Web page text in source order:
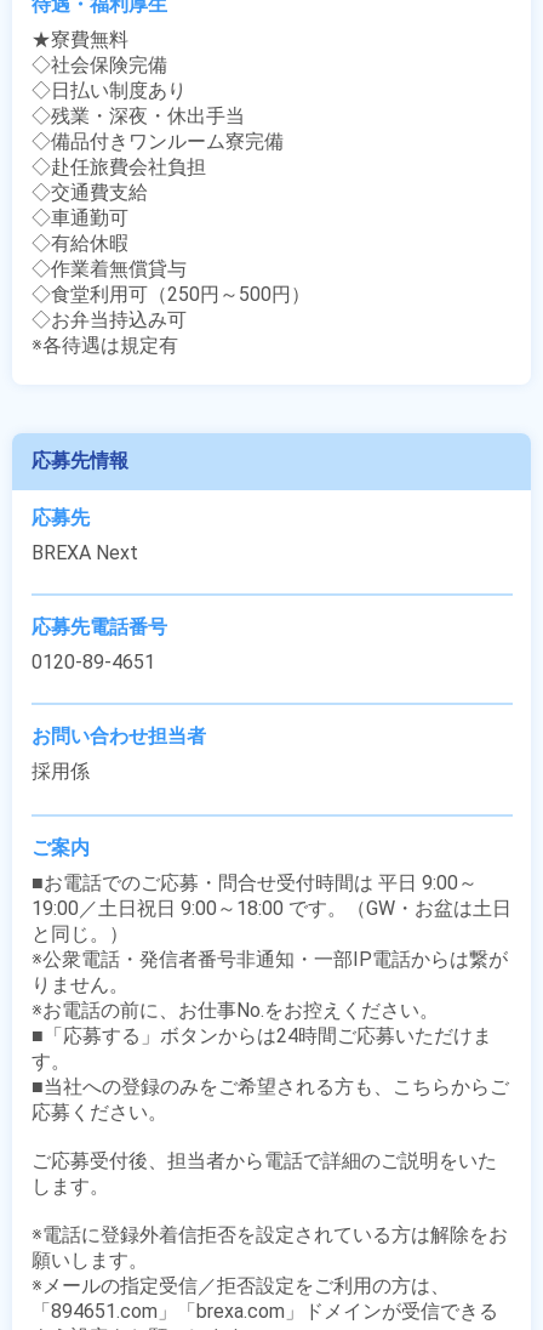
★寮費無料
◇社会保険完備
◇日払い制度あり
◇残業・深夜・休出手当
◇備品付きワンルーム寮完備
◇赴任旅費会社負担
◇交通費支給
◇車通勤可
◇有給休暇
◇作業着無償貸与
◇食堂利用可（250円～500円）
◇お弁当持込み可
※各待遇は規定有
応募先情報
応募先
BREXA Next
応募先電話番号
0120-89-4651
お問い合わせ担当者
採用係
ご案内
■お電話でのご応募・問合せ受付時間は 平日 9:00～
19:00／土日祝日 9:00～18:00 です。（GW・お盆は土日
と同じ。）
※公衆電話・発信者番号非通知・一部IP電話からは繋が
りません。
※お電話の前に、お仕事No.をお控えください。
■「応募する」ボタンからは24時間ご応募いただけま
す。
■当社への登録のみをご希望される方も、こちらからご
応募ください。
ご応募受付後、担当者から電話で詳細のご説明をいた
します。
※電話に登録外着信拒否を設定されている方は解除をお
願いします。
※メールの指定受信／拒否設定をご利用の方は、
「894651.com」「brexa.com」ドメインが受信できる